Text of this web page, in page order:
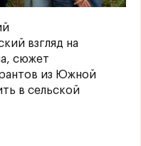
взгляд на
сюжет
из Южной
в сельской